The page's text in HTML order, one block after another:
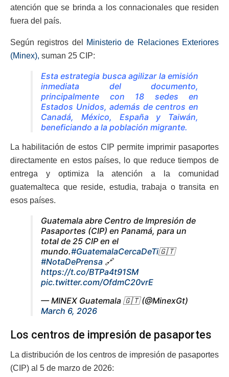
atención que se brinda a los connacionales que residen
fuera del país.
Según registros del
Ministerio de Relaciones Exteriores
(Minex), suman 25 CIP:
Esta estrategia busca agilizar la emisión
inmediata del documento,
principalmente con 18 sedes en
Estados Unidos, además de centros en
Canadá, México, España y Taiwán,
beneficiando a la población migrante.
La habilitación de estos CIP permite imprimir pasaportes
directamente en estos países, lo que reduce tiempos de
entrega y optimiza la atención a la comunidad
guatemalteca que reside, estudia, trabaja o transita en
esos países.
Guatemala abre Centro de Impresión de
Pasaportes (CIP) en Panamá, para un
total de 25 CIP en el
mundo.#GuatemalaCercaDeTi🇬🇹
#NotaDePrensa 🔗
https://t.co/BTPa4t91SM
pic.twitter.com/OfdmC20vrE
— MINEX Guatemala 🇬🇹 (@MinexGt)
March 6, 2026
Los centros de impresión de pasaportes
La distribución de los centros de impresión de pasaportes
(CIP) al 5 de marzo de 2026: